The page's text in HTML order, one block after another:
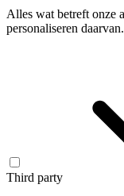
Alles wat betreft onze
personaliseren daarvan.
Third party